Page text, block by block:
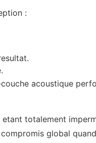
:
acoustique
totalement
global